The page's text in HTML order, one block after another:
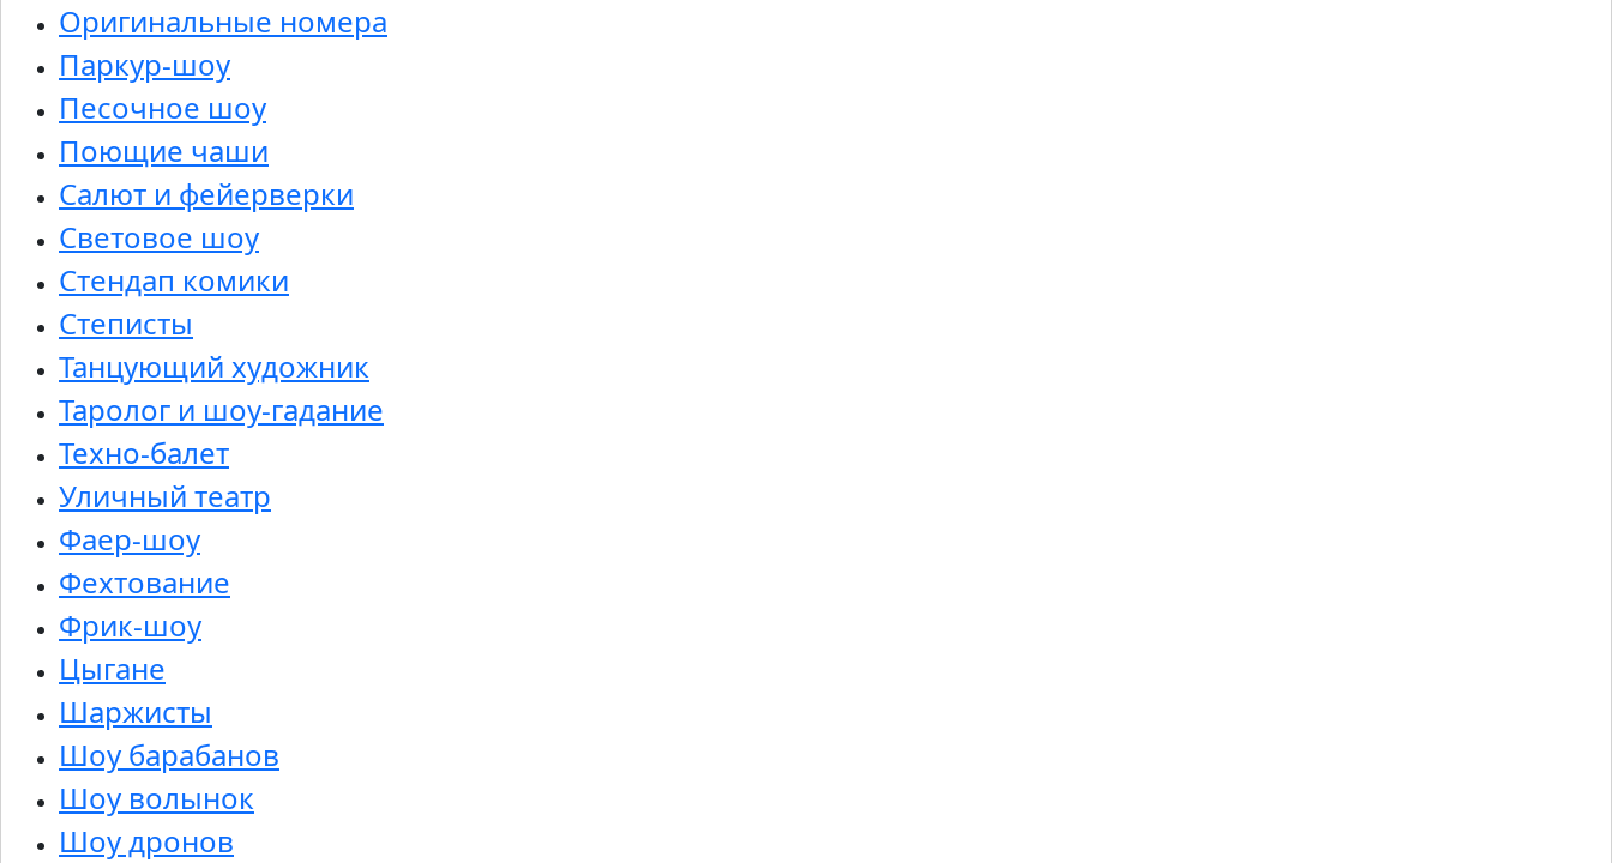
Оригинальные номера
Паркур-шоу
Песочное шоу
Поющие чаши
Салют и фейерверки
Световое шоу
Стендап комики
Степисты
Танцующий художник
Таролог и шоу-гадание
Техно-балет
Уличный театр
Фаер-шоу
Фехтование
Фрик-шоу
Цыгане
Шаржисты
Шоу барабанов
Шоу волынок
Шоу дронов